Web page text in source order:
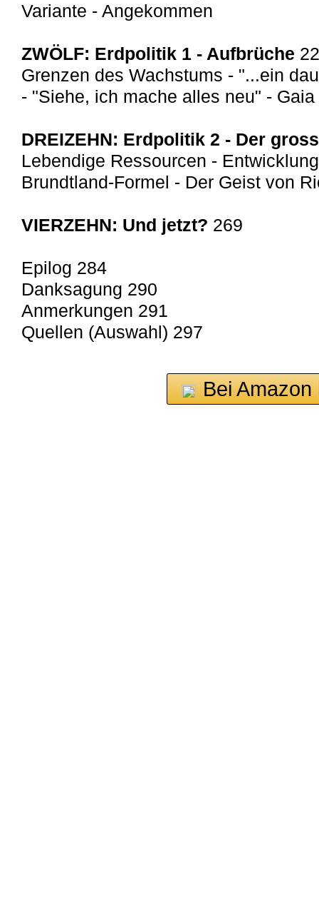
Variante - Angekommen
ZWÖLF: Erdpolitik 1 - Aufbrüche
Grenzen des Wachstums - "...ein
- "Siehe, ich mache alles neu" - Gaia
DREIZEHN: Erdpolitik 2 - Der
Lebendige Ressourcen -
Brundtland-Formel - Der Geist von
VIERZEHN: Und jetzt? 269
Epilog 284
Danksagung 290
Anmerkungen 291
Quellen (Auswahl) 297
Bei Amazon